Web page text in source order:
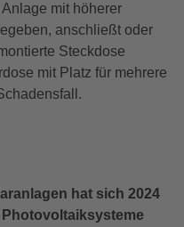
mit höherer
anschließt oder
Steckdose
mit Platz für mehrere
hat sich 2024